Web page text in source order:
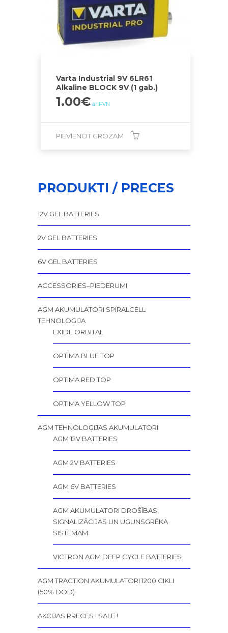
Varta Industrial 9V 6LR61
Alkaline BLOCK 9V (1 gab.)
1.00€ ar PVN
PIEVIENOT GROZAM
PRODUKTI / PRECES
12V GEL BATTERIES
2V GEL BATTERIES
6V GEL BATTERIES
ACCESSORIES–PIEDERUMI
AGM AKUMULATORI SPIRALCELL
TEHNOLOĢIJA
EXIDE ORBITAL
OPTIMA BLUE TOP
OPTIMA RED TOP
OPTIMA YELLOW TOP
AGM TEHNOLOĢIJAS AKUMULATORI
AGM 12V BATTERIES
AGM 2V BATTERIES
AGM 6V BATTERIES
AGM AKUMULATORI DROŠĪBAS,
SIGNALIZĀCIJAS UN UGUNSGRĒKA
SISTĒMĀM
VICTRON AGM DEEP CYCLE BATTERIES
AGM TRACTION AKUMULATORI 1200 CIKLI
(50% DOD)
AKCIJAS PRECES ! SALE !